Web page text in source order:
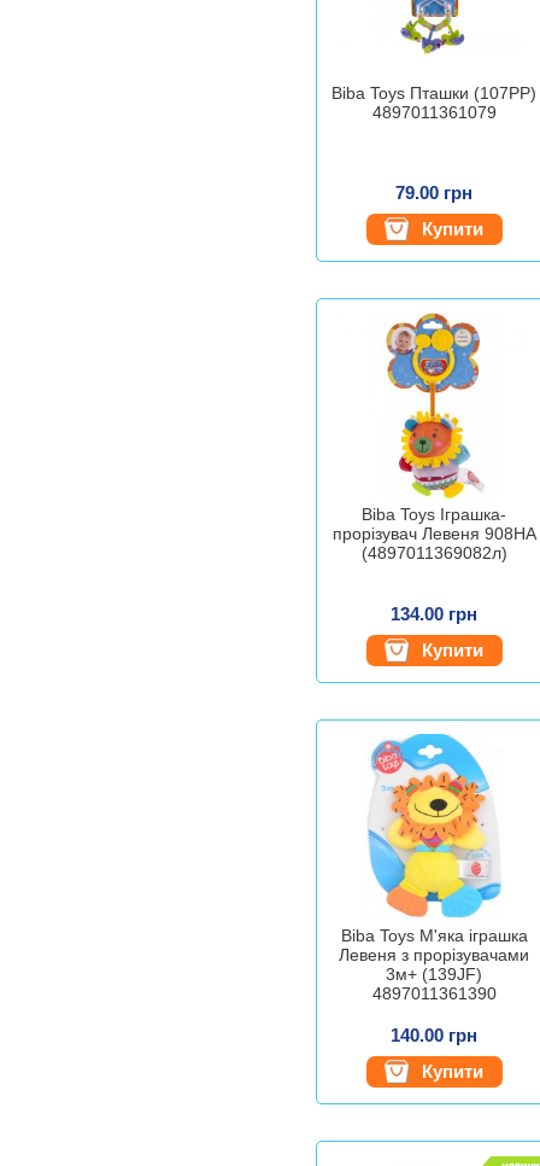
Biba Toys Пташки (107PP)
4897011361079
79.00 грн
Купити
Biba Toys Іграшка-
прорізувач Левеня 908HA
(4897011369082л)
134.00 грн
Купити
Biba Toys М'яка іграшка
Левеня з прорізувачами
3м+ (139JF)
4897011361390
140.00 грн
Купити